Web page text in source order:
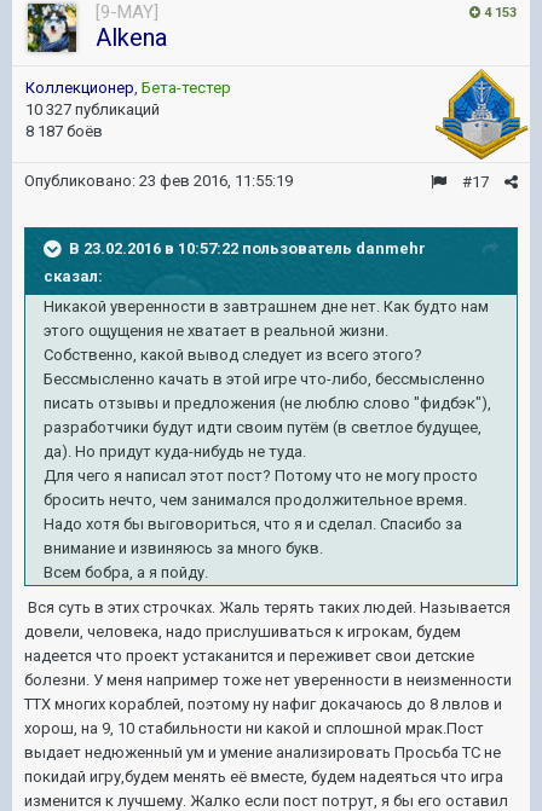
4 153
[9-MAY]
Alkena
Коллекционер, Бета-тестер
10 327 публикаций
8 187 боёв
#17
Опубликовано: 23 фев 2016, 11:55:19
В 23.02.2016 в 10:57:22 пользователь danmehr
сказал:
Никакой уверенности в завтрашнем дне нет. Как будто нам
этого ощущения не хватает в реальной жизни.
Собственно, какой вывод следует из всего этого?
Бессмысленно качать в этой игре что-либо, бессмысленно
писать отзывы и предложения (не люблю слово "фидбэк"),
разработчики будут идти своим путём (в светлое будущее,
да). Но придут куда-нибудь не туда.
Для чего я написал этот пост? Потому что не могу просто
бросить нечто, чем занимался продолжительное время.
Надо хотя бы выговориться, что я и сделал. Спасибо за
внимание и извиняюсь за много букв.
Всем бобра, а я пойду.
Вся суть в этих строчках. Жаль терять таких людей. Называется
довели, человека, надо прислушиваться к игрокам, будем
надеется что проект устаканится и переживет свои детские
болезни. У меня например тоже нет уверенности в неизменности
ТТХ многих кораблей, поэтому ну нафиг докачаюсь до 8 лвлов и
хорош, на 9, 10 стабильности ни какой и сплошной мрак.Пост
выдает недюженный ум и умение анализировать Просьба ТС не
покидай игру,будем менять её вместе, будем надеяться что игра
изменится к лучшему. Жалко если пост потрут, я бы его оставил